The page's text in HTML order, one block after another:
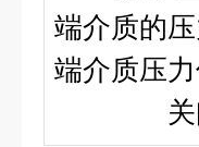
端介质的
端介质压